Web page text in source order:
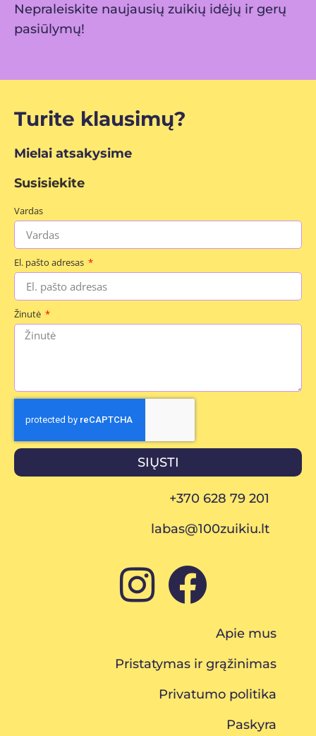
Nepraleiskite naujausių zuikių idėjų ir gerų
pasiūlymų!
Turite klausimų?
Mielai atsakysime
Susisiekite
Vardas
El. pašto adresas
Žinutė
SIŲSTI
+370 628 79 201
labas@100zuikiu.lt
Apie mus
Pristatymas ir grąžinimas
Privatumo politika
Paskyra